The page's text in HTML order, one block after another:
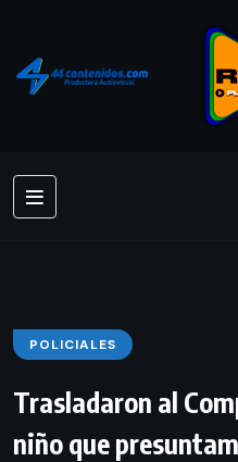
POLICIALES
Trasladaron al
niño que